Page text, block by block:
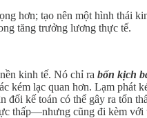
hơn; tạo nên một hình thái
tăng trưởng lương thực tế.
kinh tế. Nó chỉ ra bốn kịch
lạc quan hơn. Lạm phát
kế toán có thể gây ra tổn
thấp—nhưng cũng đi kèm